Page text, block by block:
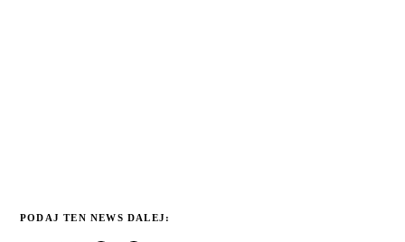
PODAJ TEN NEWS DALEJ: